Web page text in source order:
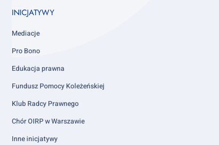
INICJATYWY
Mediacje
Pro Bono
Edukacja prawna
Fundusz Pomocy Koleżeńskiej
Klub Radcy Prawnego
Chór OIRP w Warszawie
Inne inicjatywy